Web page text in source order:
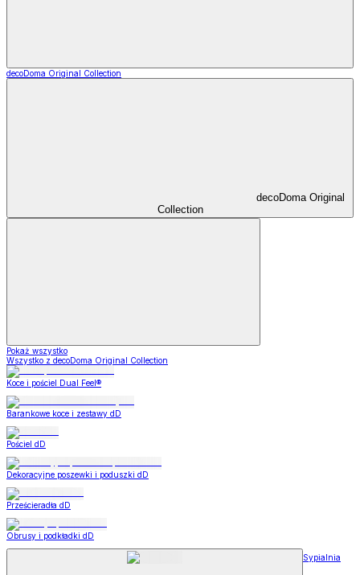
decoDoma Original Collection
decoDoma Original
Collection
Pokaż wszystko
Wszystko z decoDoma Original Collection
Koce i pościel Dual Feel®
Barankowe koce i zestawy dD
Pościel dD
Dekoracyjne poszewki i poduszki dD
Prześcieradła dD
Obrusy i podkładki dD
Sypialnia